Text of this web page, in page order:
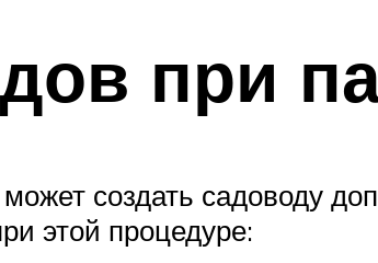
при
создать садоводу
этой процедуре: